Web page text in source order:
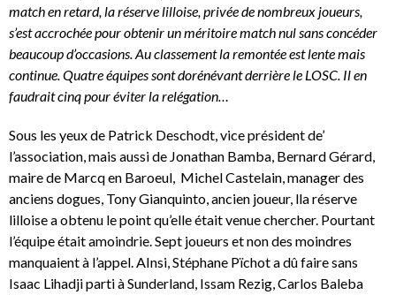
match en retard, la réserve lilloise, privée de nombreux joueurs,
s’est accrochée pour obtenir un méritoire match nul sans concéder
beaucoup d’occasions. Au classement la remontée est lente mais
continue. Quatre équipes sont dorénévant derrière le LOSC. Il en
faudrait cinq pour éviter la relégation…
Sous les yeux de Patrick Deschodt, vice président de’
l’association, mais aussi de Jonathan Bamba, Bernard Gérard,
maire de Marcq en Baroeul, Michel Castelain, manager des
anciens dogues, Tony Gianquinto, ancien joueur, lla réserve
lilloise a obtenu le point qu’elle était venue chercher. Pourtant
l’équipe était amoindrie. Sept joueurs et non des moindres
manquaient à l’appel. AInsi, Stéphane Pïchot a dû faire sans
Isaac Lihadji parti à Sunderland, Issam Rezig, Carlos Baleba